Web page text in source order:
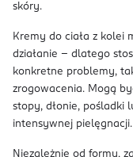
skóry.
Kremy do ciała z kolei
działanie – dlatego
konkretne problemy,
zrogowacenia. Mogą
stopy, dłonie, pośladki
intensywnej pielęgnacji.
Niezależnie od formy,